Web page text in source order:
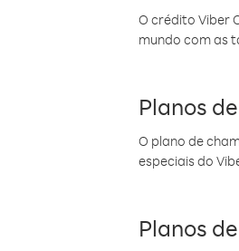
O crédito Viber
mundo com as
Planos
O plano de
especiais do
Planos